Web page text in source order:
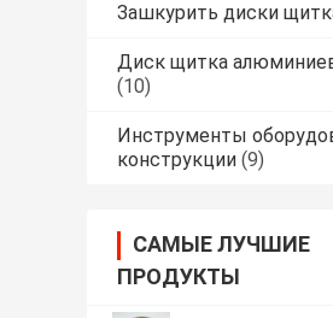
Зашкурить диски
Диск щитка
(10)
Инструменты
конструкции (9)
САМЫЕ ЛУЧШИЕ
ПРОДУКТЫ